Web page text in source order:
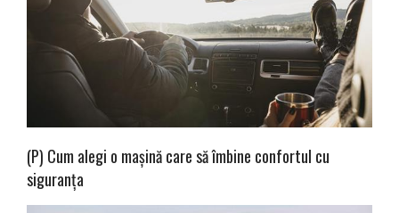
(P) Cum alegi o mașină care să îmbine confortul cu
siguranța